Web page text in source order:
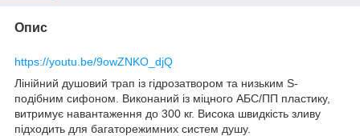
Опис
https://youtu.be/9owZNKO_djQ
Лінійний душовий трап із гідрозатвором та низьким S-
подібним сифоном. Виконаний із міцного АБС/ПП пластику,
витримує навантаження до 300 кг. Висока швидкість зливу
підходить для багаторежимних систем душу.